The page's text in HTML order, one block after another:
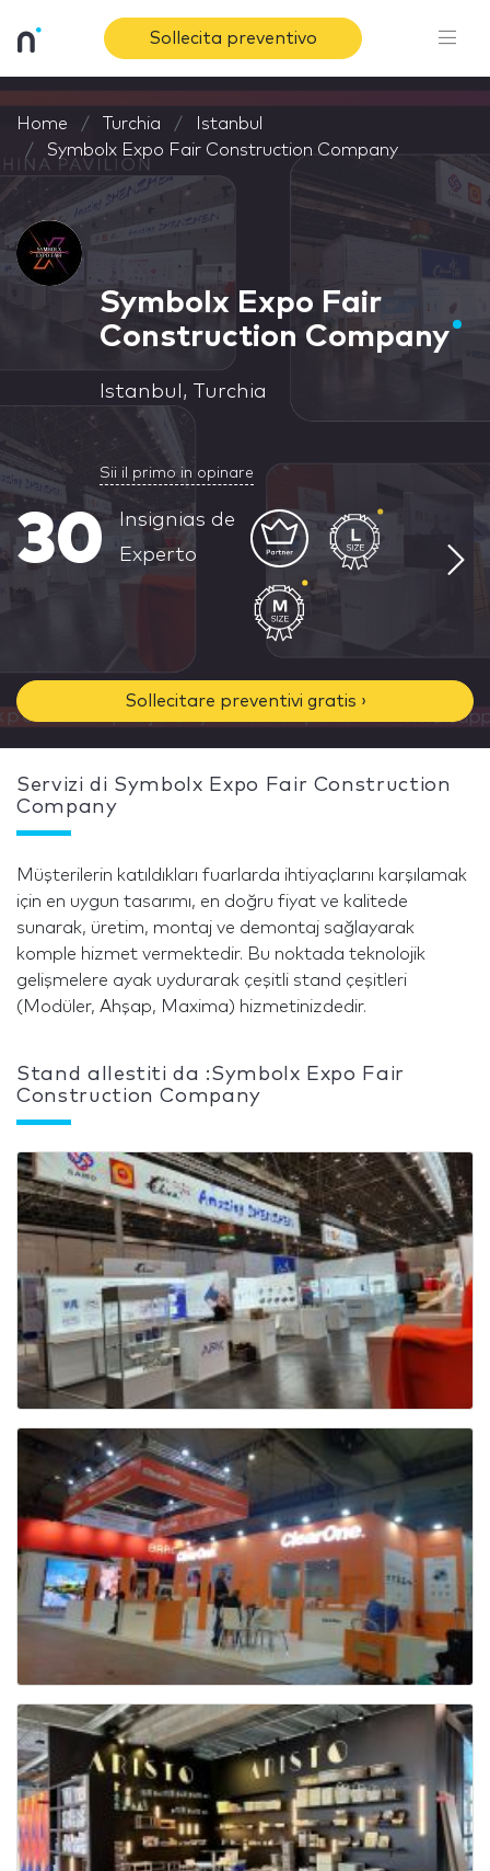
Sollecita preventivo
Home Turchia
Istanbul
Symbolx Expo Fair Construction Company
Symbolx Expo Fair
Construction Company
Istanbul, Turchia
Sii il primo in opinare
30
Insignias de
Experto
Sollecitare preventivi gratis ›
Servizi di Symbolx Expo Fair Construction
Company
Müşterilerin katıldıkları fuarlarda ihtiyaçlarını karşılamak
için en uygun tasarımı, en doğru fiyat ve kalitede
sunarak, üretim, montaj ve demontaj sağlayarak
komple hizmet vermektedir. Bu noktada teknolojik
gelişmelere ayak uydurarak çeşitli stand çeşitleri
(Modüler, Ahşap, Maxima) hizmetinizdedir.
Stand allestiti da :Symbolx Expo Fair
Construction Company